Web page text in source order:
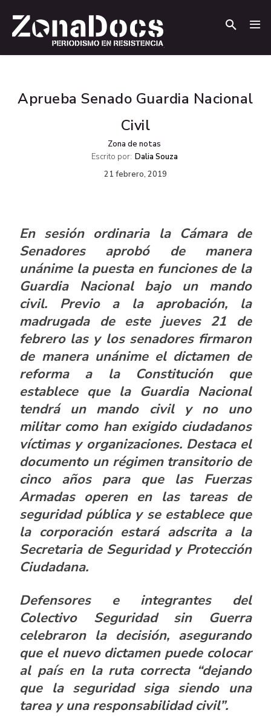
Aprueba Senado Guardia Nacional
Civil
Zona de notas
Escrito por: Dalia Souza
21 febrero, 2019
En sesión ordinaria la Cámara de
Senadores aprobó de manera
unánime la puesta en funciones de la
Guardia Nacional bajo un mando
civil. Previo a la aprobación, la
madrugada de este jueves 21 de
febrero las y los senadores firmaron
de manera unánime el dictamen de
reforma a la Constitución que
establece que la Guardia Nacional
tendrá un mando civil y no uno
militar como han exigido ciudadanos
víctimas y organizaciones. Destaca el
documento un régimen transitorio de
cinco años para que las Fuerzas
Armadas operen en las tareas de
seguridad pública y se establece que
la corporación estará adscrita a la
Secretaria de Seguridad y Protección
Ciudadana.
Defensores e integrantes del
Colectivo Seguridad sin Guerra
celebraron la decisión, asegurando
que el nuevo dictamen puede colocar
al país en la ruta correcta “dejando
que la seguridad siga siendo una
tarea y una responsabilidad civil”.